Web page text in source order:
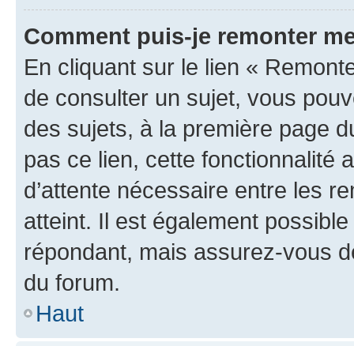
Comment puis-je remonter
En cliquant sur le lien «
de consulter un sujet, vous
des sujets, à la première page
pas ce lien, cette fonctionnalité
d’attente nécessaire entre les
atteint. Il est également
répondant, mais assurez-vous
du forum.
Haut